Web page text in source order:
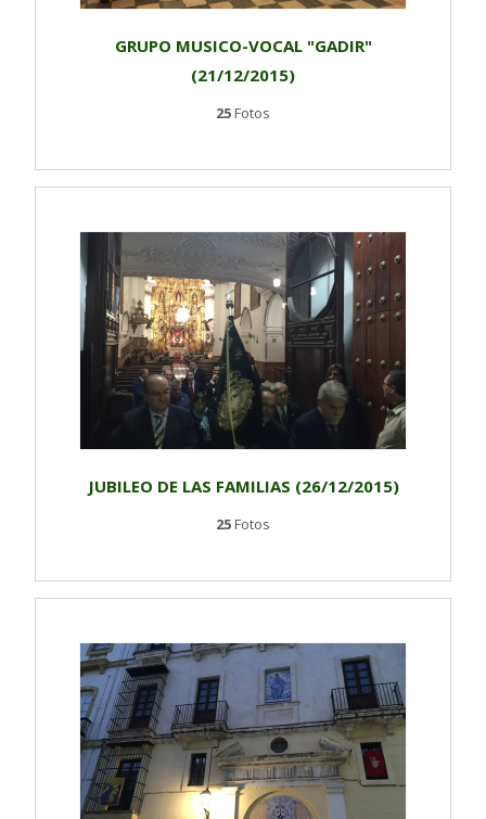
GRUPO MUSICO-VOCAL "GADIR"
(21/12/2015)
25Fotos
JUBILEO DE LAS FAMILIAS (26/12/2015)
25Fotos